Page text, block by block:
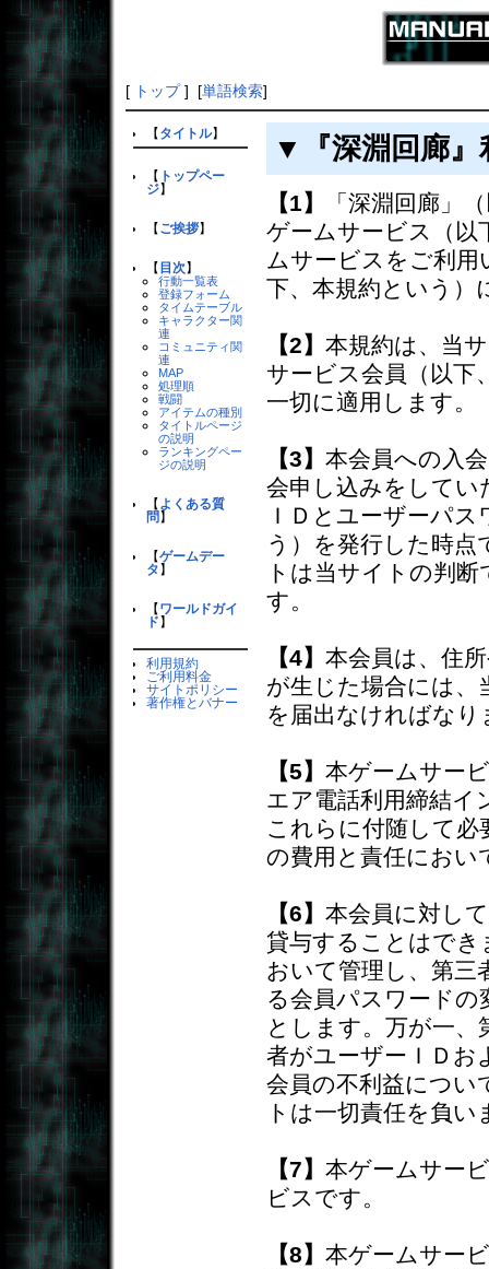
[ トップ] [単語検索]
【 タイトル】
【 トップペー
ジ】
【ご挨拶】
【目次】
行動一覧表
登録フォーム
タイムテーブル
キャラクター関
連
コミュニティ関
連
MAP
処理順
戦闘
アイテムの種別
タイトルページ
の説明
ランキングペー
ジの説明
【 よくある質
問】
【ゲームデー
タ】
【ワールドガイ
ド】
利用規約
ご利用料金
サイトポリシー
著作権とバナー
▼『深淵回廊
【1】
「深淵回廊」
ゲームサービス（以
ムサービスをご利
下、本規約という）
【2】本規約は、当
サービス会員（以下
一切に適用します。
【3】本会員への入
会申し込みをしてい
ＩＤとユーザーパ
う）を発行した時
トは当サイトの判
す。
【4】本会員は、住
が生じた場合には
を届出なければなり
【5】本ゲームサー
エア電話利用締結イ
これらに付随して必
の費用と責任にお
【6】本会員に対し
貸与することはでき
おいて管理し、第三
る会員パスワードの
とします。万が一、
者がユーザーＩＤお
会員の不利益につい
トは一切責任を負い
【7】本ゲームサー
ビスです。
【8】本ゲームサー